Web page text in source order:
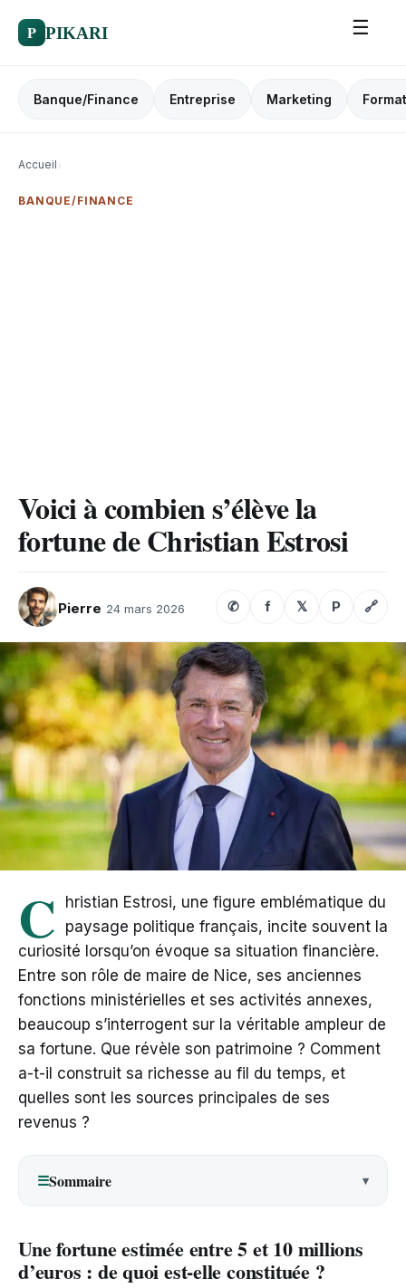
P PIKARI ☰
Banque/Finance Entreprise Marketing
Accueil›
BANQUE/FINANCE
Voici à combien s’élève la
fortune de Christian Estrosi
Pierre 24 mars 2026 ✆ f 𝕏 P 🔗
C
hristian Estrosi, une figure emblématique du
paysage politique français, incite souvent la
curiosité lorsqu’on évoque sa situation financière.
Entre son rôle de maire de Nice, ses anciennes
fonctions ministérielles et ses activités annexes,
beaucoup s’interrogent sur la véritable ampleur de
sa fortune. Que révèle son patrimoine ? Comment
a-t-il construit sa richesse au fil du temps, et
quelles sont les sources principales de ses
revenus ?
☰Sommaire
Une fortune estimée entre 5 et 10 millions
d’euros : de quoi est-elle constituée ?